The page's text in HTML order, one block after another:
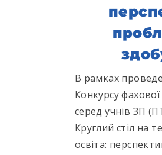
В рамках
Конкурсу
серед учнів ЗП
Круглий стіл на
освіта: